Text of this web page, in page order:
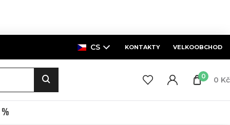
CS KONTAKTY VELKOOBCHOD
0 0 Kč